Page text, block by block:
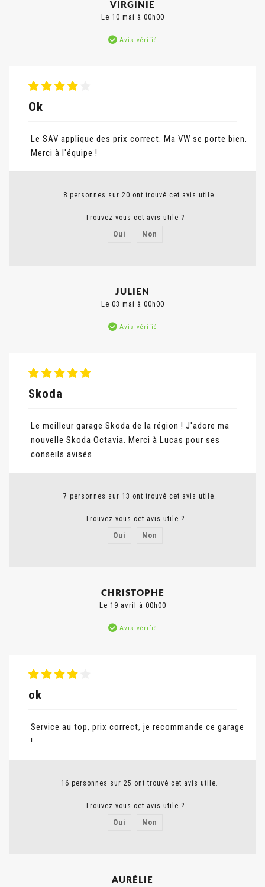
VIRGINIE
Le 10 mai à 00h00
Avis vérifié
Ok
Le SAV applique des prix correct. Ma VW se porte bien.
Merci à l'équipe !
8 personnes sur 20 ont trouvé cet avis utile.
Trouvez-vous cet avis utile ?
Oui Non
JULIEN
Le 03 mai à 00h00
Avis vérifié
Skoda
Le meilleur garage Skoda de la région ! J'adore ma
nouvelle Skoda Octavia. Merci à Lucas pour ses
conseils avisés.
7 personnes sur 13 ont trouvé cet avis utile.
Trouvez-vous cet avis utile ?
Oui Non
CHRISTOPHE
Le 19 avril à 00h00
Avis vérifié
ok
Service au top, prix correct, je recommande ce garage
!
16 personnes sur 25 ont trouvé cet avis utile.
Trouvez-vous cet avis utile ?
Oui Non
AURÉLIE